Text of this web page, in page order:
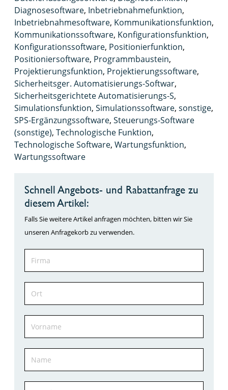
Diagnosesoftware, Inbetriebnahmefunktion,
Inbetriebnahmesoftware, Kommunikationsfunktion,
Kommunikationssoftware, Konfigurationsfunktion,
Konfigurationssoftware, Positionierfunktion,
Positioniersoftware, Programmbaustein,
Projektierungsfunktion, Projektierungssoftware,
Sicherheitsger. Automatisierungs-Softwar,
Sicherheitsgerichtete Automatisierungs-S,
Simulationsfunktion, Simulationssoftware, sonstige,
SPS-Ergänzungssoftware, Steuerungs-Software
(sonstige), Technologische Funktion,
Technologische Software, Wartungsfunktion,
Wartungssoftware
Schnell Angebots- und Rabattanfrage zu
diesem Artikel:
Falls Sie weitere Artikel anfragen möchten, bitten wir Sie
unseren Anfragekorb zu verwenden.